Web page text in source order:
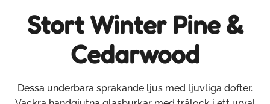
Stort Winter Pine &
Cedarwood
Dessa underbara sprakande ljus med ljuvliga dofter.